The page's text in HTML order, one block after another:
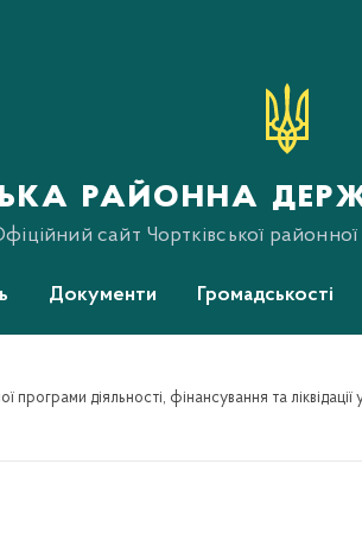
районна
сайт Чортківської районної
Документи Громадськості